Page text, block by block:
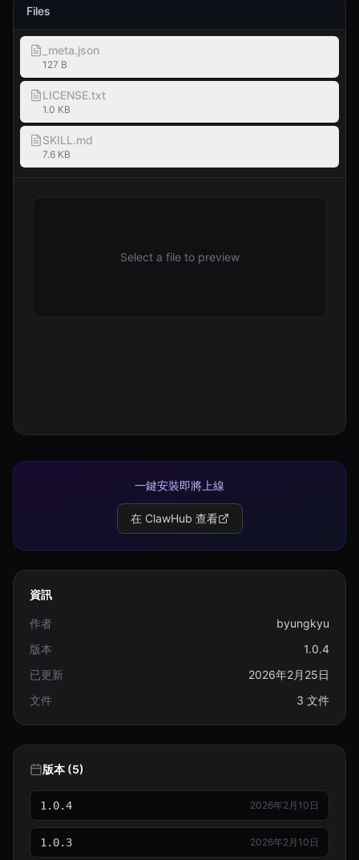
Files
_meta.json
127 B
LICENSE.txt
1.0 KB
SKILL.md
7.6 KB
Select a file to preview
一鍵安裝即將上線
在 ClawHub 查看
資訊
作者
byungkyu
版本
1.0.4
已更新
2026年2月25日
文件
3 文件
版本 (5)
1.0.4 2026年2月10日
1.0.3 2026年2月10日